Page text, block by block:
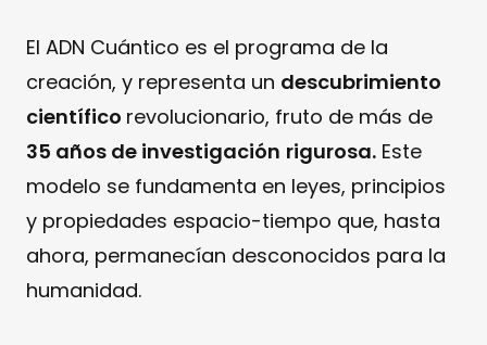
El ADN Cuántico es el programa de la
creación, y representa un descubrimiento
científico revolucionario, fruto de más de
35 años de investigación rigurosa. Este
modelo se fundamenta en leyes, principios
y propiedades espacio-tiempo que, hasta
ahora, permanecían desconocidos para la
humanidad.